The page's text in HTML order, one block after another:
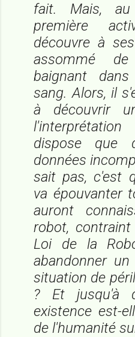
fait. Mais,
première
découvre à
assommé
baignant
sang. Alors, il
à découvrir
dispose que
données
sait pas, c'est
va épouvanter
auront
robot,
Loi de la
abandonner
situation de
? Et jusqu'à
existence est-
de l'humanité